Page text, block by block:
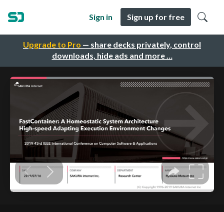
Upgrade to Pro — share decks privately, control
downloads, hide ads and more …
Sign in Sign up for free